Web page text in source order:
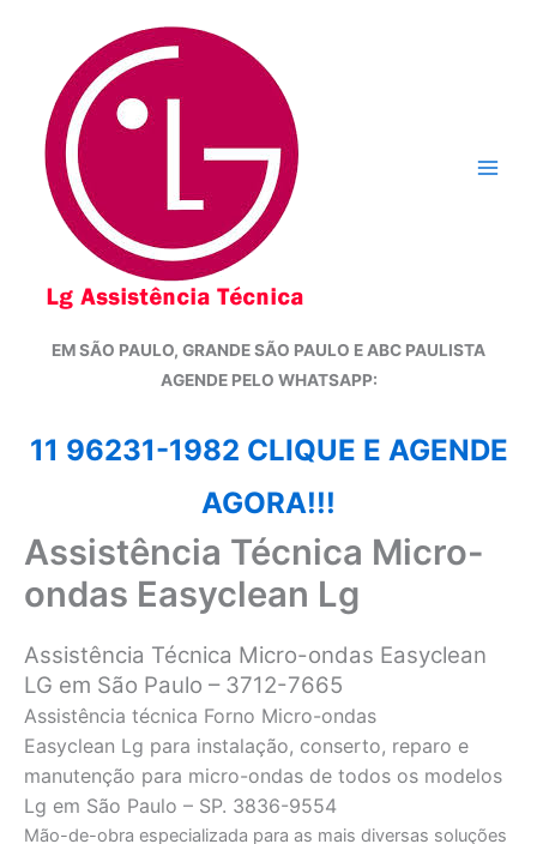
conteúdo
EM SÃO PAULO, GRANDE SÃO PAULO E ABC PAULISTA
AGENDE PELO WHATSAPP:
11 96231-1982 CLIQUE E AGENDE
AGORA!!!
Assistência Técnica Micro-
ondas Easyclean Lg
Assistência Técnica Micro-ondas Easyclean
LG em São Paulo – 3712-7665
Assistência técnica Forno Micro-ondas
Easyclean Lg para instalação, conserto, reparo e
manutenção para micro-ondas de todos os modelos
Lg em São Paulo – SP. 3836-9554
Mão-de-obra especializada para as mais diversas soluções